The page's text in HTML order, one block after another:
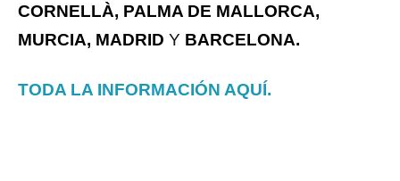
CORNELLÀ, PALMA DE MALLORCA,
MURCIA, MADRID Y BARCELONA.
TODA LA INFORMACIÓN AQUÍ.